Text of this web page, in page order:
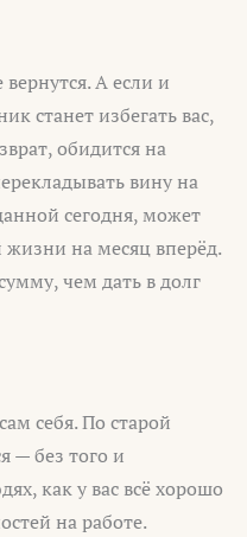
А если и
станет избегать вас,
обидится на
вину на
сегодня, может
на месяц вперёд.
чем дать в долг
себя. По старой
— без того и
как у вас всё хорошо
на работе.